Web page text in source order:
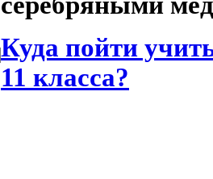
Куда пойти
11 класса?